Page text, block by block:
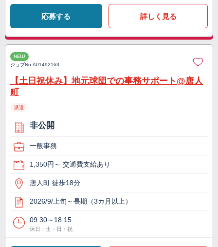
応募する 詳しく見る
NEW
ジョブNo.A01492163
【土日祝休み】地元球団での事務サポート@唐人
町
派遣
非公開
一般事務
1,350円～ 交通費支給あり
唐人町 徒歩18分
2026/9/上旬～長期（3カ月以上）
09:30～18:15
休日：土・日・祝